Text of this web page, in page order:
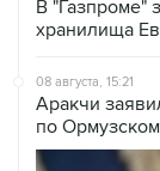
В "Газпроме"
хранилища
08 августа, 15:21
Аракчи
по